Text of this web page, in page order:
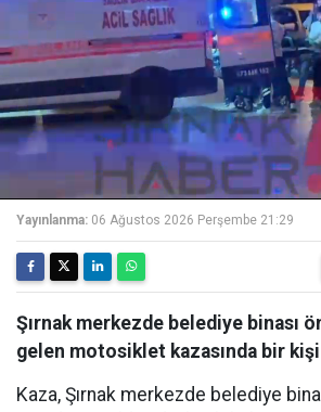
Yayınlanma: 06 Ağustos 2026 Perşembe 21:29
Şırnak merkezde belediye binası
gelen motosiklet kazasında bir kişi
Kaza, Şırnak merkezde belediye